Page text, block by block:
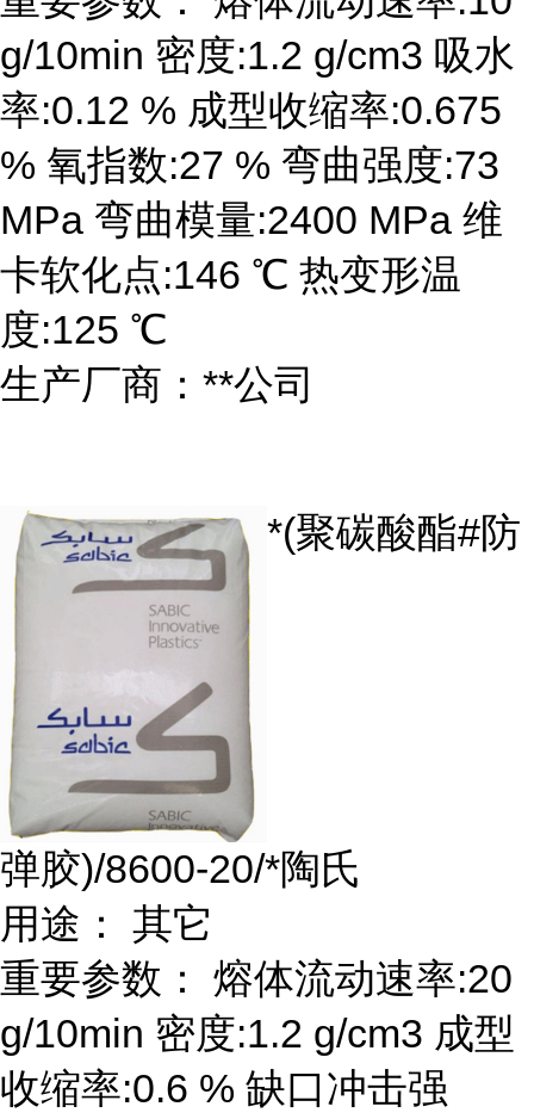
g/10min 密度:1.2 g/cm3 吸水
率:0.12 % 成型收缩率:0.675
% 氧指数:27 % 弯曲强度:73
MPa 弯曲模量:2400 MPa 维
卡软化点:146 ℃ 热变形温
度:125 ℃
生产厂商：**公司
*(聚碳酸酯#防
弹胶)/8600-20/*陶氏
用途： 其它
重要参数： 熔体流动速率:20
g/10min 密度:1.2 g/cm3 成型
收缩率:0.6 % 缺口冲击强